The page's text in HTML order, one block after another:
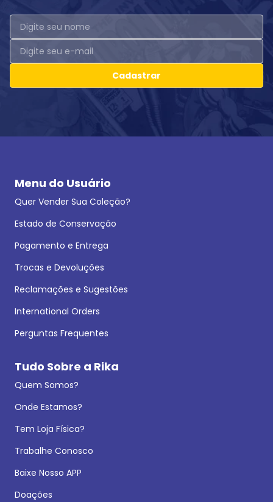
Cadastrar
Menu do Usuário
Quer Vender Sua Coleção?
Estado de Conservação
Pagamento e Entrega
Trocas e Devoluções
Reclamações e Sugestões
International Orders
Perguntas Frequentes
Tudo Sobre a Rika
Quem Somos?
Onde Estamos?
Tem Loja Física?
Trabalhe Conosco
Baixe Nosso APP
Doações